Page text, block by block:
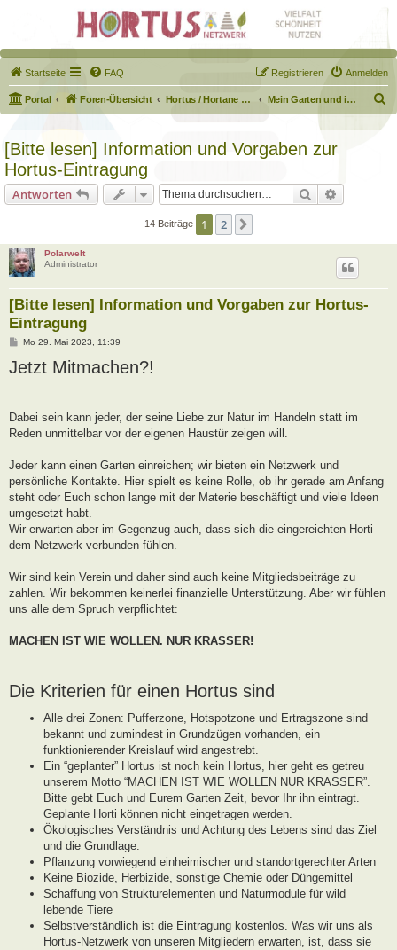
Startseite FAQ Anmelden
Registrieren
Portal Foren-Übersicht Hortus / Hortane Habitate / Garten auf dem Weg Mein Garten und ich!
u
[Bitte lesen] Information und Vorgaben zur
Hortus-Eintragung
Antworten Suche
14 Beiträge 1 2
Polarwelt
Administrator
[Bitte lesen] Information und Vorgaben zur Hortus-
Eintragung
B
i
t
Mo 29. Mai 2023, 11:39
Jetzt Mitmachen?!
Dabei sein kann jeder, der seine Liebe zur Natur im Handeln statt im
Reden unmittelbar vor der eigenen Haustür zeigen will.
Jeder kann einen Garten einreichen; wir bieten ein Netzwerk und
persönliche Kontakte. Hier spielt es keine Rolle, ob ihr gerade am Anfang
steht oder Euch schon lange mit der Materie beschäftigt und viele Ideen
umgesetzt habt.
Wir erwarten aber im Gegenzug auch, dass sich die eingereichten Horti
dem Netzwerk verbunden fühlen.
Wir sind kein Verein und daher sind auch keine Mitgliedsbeiträge zu
zahlen. Wir bekommen keinerlei finanzielle Unterstützung. Aber wir fühlen
uns alle dem Spruch verpflichtet:
MACHEN IST WIE WOLLEN. NUR KRASSER!
Die Kriterien für einen Hortus sind
Alle drei Zonen: Pufferzone, Hotspotzone und Ertragszone sind
bekannt und zumindest in Grundzügen vorhanden, ein
funktionierender Kreislauf wird angestrebt.
Ein “geplanter” Hortus ist noch kein Hortus, hier geht es getreu
unserem Motto “MACHEN IST WIE WOLLEN NUR KRASSER”.
Bitte gebt Euch und Eurem Garten Zeit, bevor Ihr ihn eintragt.
Geplante Horti können nicht eingetragen werden.
Ökologisches Verständnis und Achtung des Lebens sind das Ziel
und die Grundlage.
Pflanzung vorwiegend einheimischer und standortgerechter Arten
Keine Biozide, Herbizide, sonstige Chemie oder Düngemittel
Schaffung von Strukturelementen und Naturmodule für wild
lebende Tiere
Selbstverständlich ist die Eintragung kostenlos. Was wir uns als
Hortus-Netzwerk von unseren Mitgliedern erwarten, ist, dass sie